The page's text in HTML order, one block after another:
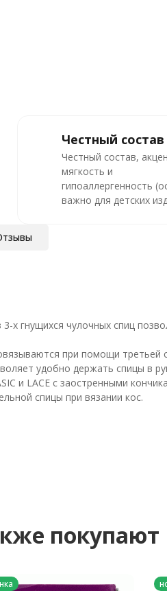
Честный состав
Честный состав,
мягкость и
гипоаллергенность
важно для детских
х гнущихся чулочных спиц
при помощи третьей
удобно держать спицы в
и LACE с заостренными
спицы при вязании кос.
покупают